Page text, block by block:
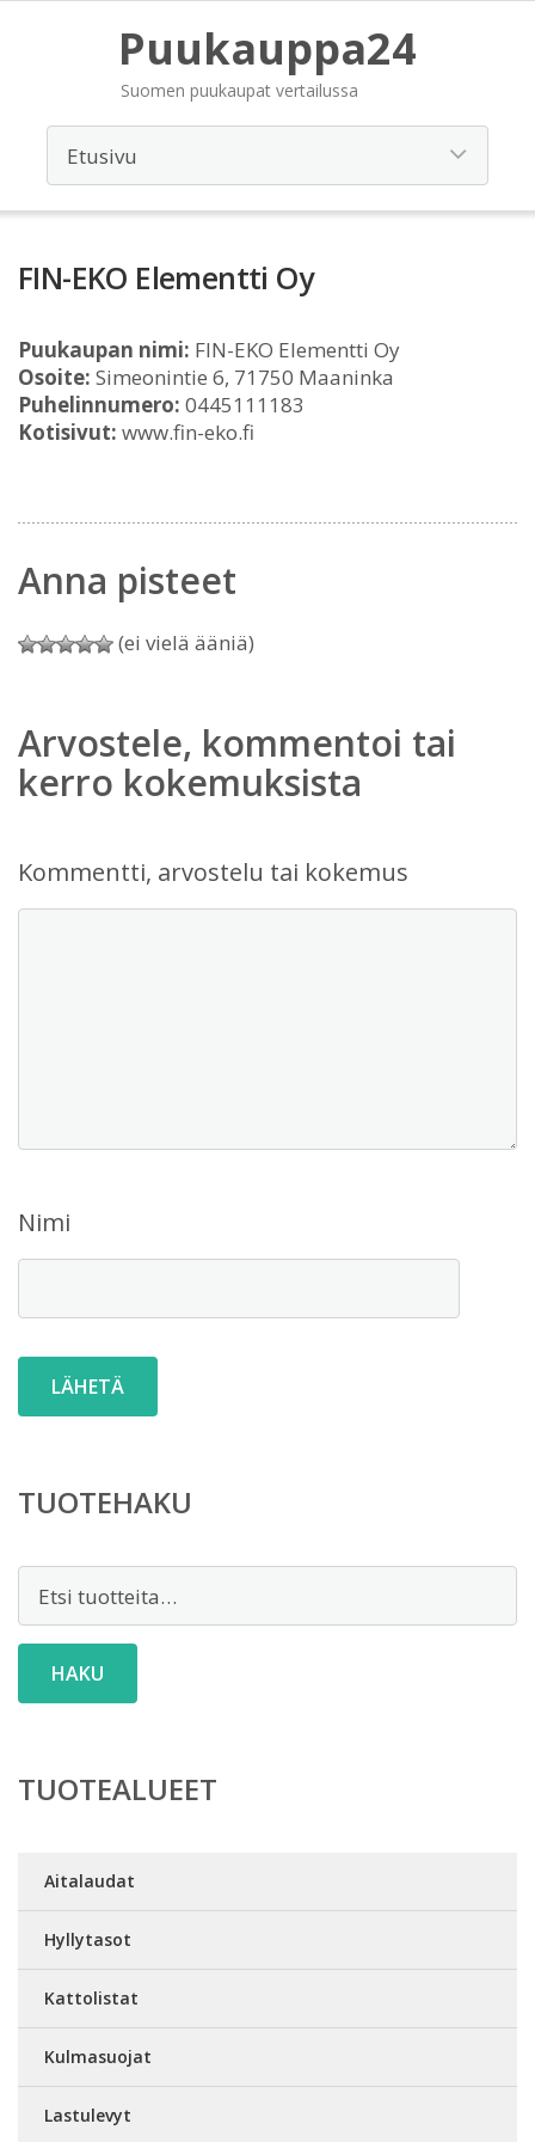
Puukauppa24
Suomen puukaupat vertailussa
FIN-EKO Elementti Oy
Puukaupan nimi: FIN-EKO Elementti Oy
Osoite: Simeonintie 6, 71750 Maaninka
Puhelinnumero: 0445111183
Kotisivut: www.fin-eko.fi
Anna pisteet
(ei vielä ääniä)
Arvostele, kommentoi tai
kerro kokemuksista
Kommentti, arvostelu tai kokemus
Nimi
TUOTEHAKU
HAKU
TUOTEALUEET
Aitalaudat
Hyllytasot
Kattolistat
Kulmasuojat
Lastulevyt